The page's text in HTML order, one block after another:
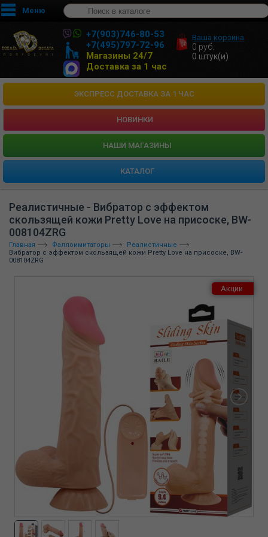
Меню
+7(903)746-80-53
+7(495)797-72-96
Магазины 24/7
Доставка за 1 час
Ваша корзина
0 руб.
0 штук(и)
ЭКСПРЕСС ДОСТАВКА ЗА 1 ЧАС
НОВИНКИ
HАШИ МАГАЗИНЫ
КАТАЛОГ
Реалистичные - Вибратор с эффектом
скользящей кожи Pretty Love на присоске, BW-
008104ZRG
Главная Фаллоимитаторы
Реалистичные
Вибратор с эффектом скользящей кожи Pretty Love на присоске, BW-
008104ZRG
Акции